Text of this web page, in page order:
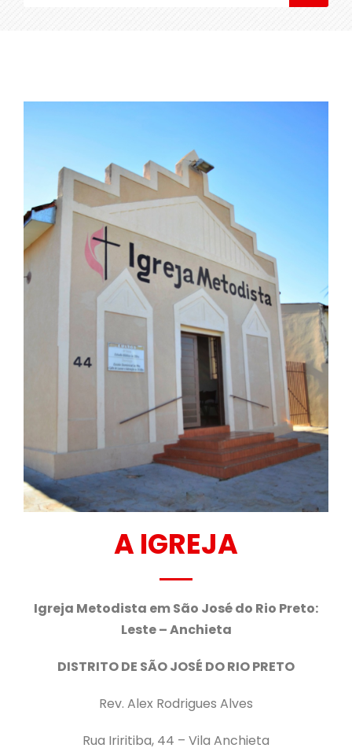
A IGREJA
Igreja Metodista em São José do Rio Preto:
Leste – Anchieta
DISTRITO DE SÃO JOSÉ DO RIO PRETO
Rev. Alex Rodrigues Alves
Rua Iriritiba, 44 – Vila Anchieta